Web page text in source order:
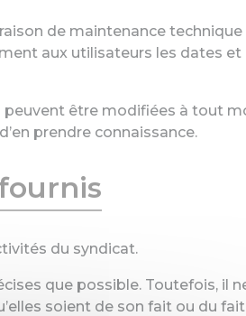
de maintenance
aux utilisateurs les dates et
être modifiées à tout
prendre connaissance.
du syndicat.
que possible. Toutefois, il
soient de son fait ou du